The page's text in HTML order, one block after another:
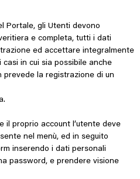
Portale, gli Utenti devono
e completa, tutti i dati
ed accettare integralmente
in cui sia possibile anche
la registrazione di un
il proprio account l’utente deve
nel menù, ed in seguito
inserendo i dati personali
password, e prendere visione